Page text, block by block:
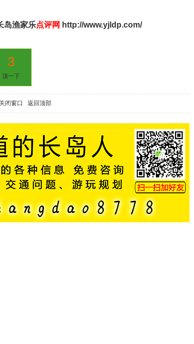
岛渔家乐点评网 http://www.yjldp.com/
3
顶一下
关闭窗口 返回顶部